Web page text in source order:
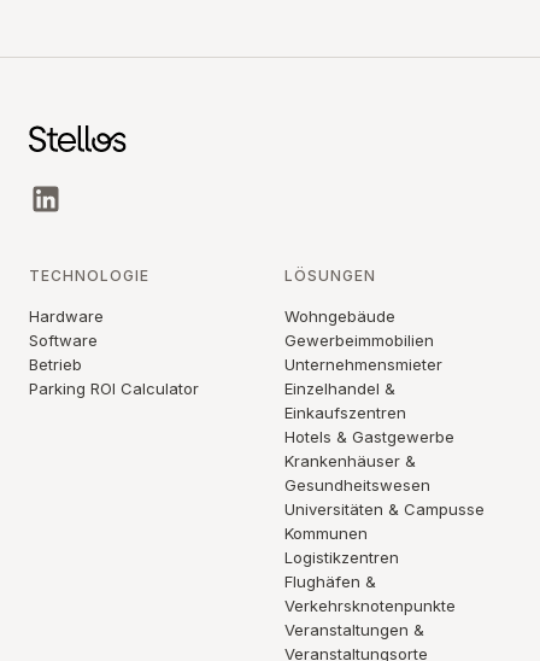
TECHNOLOGIE
Hardware
Software
Betrieb
Parking ROI Calculator
LÖSUNGEN
Wohngebäude
Gewerbeimmobilien
Unternehmensmieter
Einzelhandel &
Einkaufszentren
Hotels & Gastgewerbe
Krankenhäuser &
Gesundheitswesen
Universitäten & Campusse
Kommunen
Logistikzentren
Flughäfen &
Verkehrsknotenpunkte
Veranstaltungen &
Veranstaltungsorte